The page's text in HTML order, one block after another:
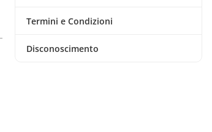
Termini e Condizioni
Disconoscimento